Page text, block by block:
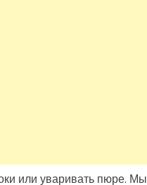
или уваривать пюре. Мы